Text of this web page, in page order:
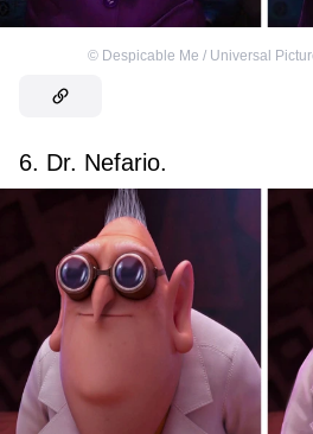
© Despicable Me / Universal
6. Dr. Nefario.